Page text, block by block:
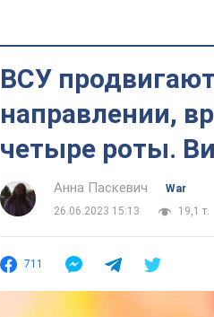
ВСУ
направлении,
четыре роты.
Анна Паскевич
War
26.06.2023 15:13
19,1 т.
711